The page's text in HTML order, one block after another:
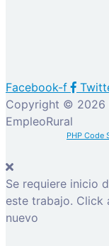
Facebook-f
Copyright © 2026
EmpleoRural
PHP Code
Se requiere inicio
este trabajo. Click
nuevo